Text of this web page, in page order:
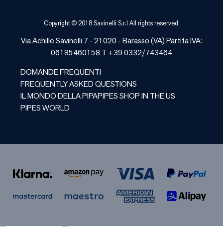
Copyright © 2018 Savinelli S.r.l All rights reserved.
Via Achille Savinelli 7 - 21020 -Barasso(VA) Partita IVA:
06185460158 T +39 0332/743464
DOMANDE FREQUENTI
FREQUENTLY ASKED QUESTIONS
IL MONDO DELLA PIPAPIPES SHOP IN THE US
PIPES WORLD